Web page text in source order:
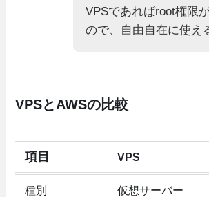
VPSであればroot権限
ので、自由自在に使え
VPSとAWSの比較
項目 VPS
種別 仮想サーバー